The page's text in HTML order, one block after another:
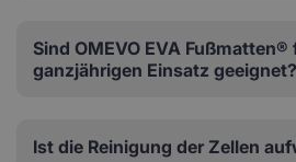
Sind OMEVO EVA Fußmatten®
ganzjährigen Einsatz geeignet?
Ist die Reinigung der Zellen